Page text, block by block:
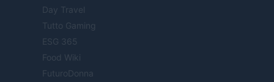
Day Travel
Tutto Gaming
ESG 365
Food Wiki
FuturoDonna